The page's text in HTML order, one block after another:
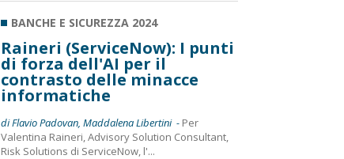
BANCHE E SICUREZZA 2024
Raineri (ServiceNow): I punti
di forza dell'AI per il
contrasto delle minacce
informatiche
di Flavio Padovan, Maddalena Libertini - Per
Valentina Raineri, Advisory Solution Consultant,
Risk Solutions di ServiceNow, l'...